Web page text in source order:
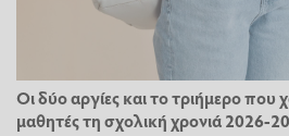
Οι δύο αργίες και το τριήμερο που
μαθητές τη σχολική χρονιά 2026-